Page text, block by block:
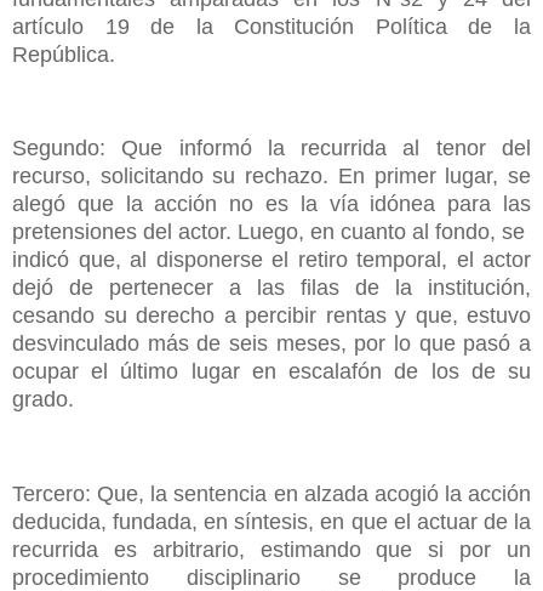
artículo 19 de la Constitución Política de la
República.
Segundo: Que informó la recurrida al tenor del
recurso, solicitando su rechazo. En primer lugar, se
alegó que la acción no es la vía idónea para las
pretensiones del actor. Luego, en cuanto al fondo, se
indicó que, al disponerse el retiro temporal, el actor
dejó de pertenecer a las filas de la institución,
cesando su derecho a percibir rentas y que, estuvo
desvinculado más de seis meses, por lo que pasó a
ocupar el último lugar en escalafón de los de su
grado.
Tercero: Que, la sentencia en alzada acogió la acción
deducida, fundada, en síntesis, en que el actuar de la
recurrida es arbitrario, estimando que si por un
procedimiento disciplinario se produce la